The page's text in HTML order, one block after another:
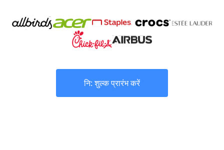
नि: शुल्क प्रारंभ करें